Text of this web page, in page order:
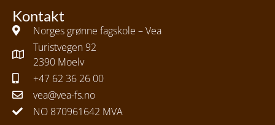
Kontakt
Norges grønne fagskole – Vea
Turistvegen 92
2390 Moelv
+47 62 36 26 00
vea@vea-fs.no
NO 870961642 MVA